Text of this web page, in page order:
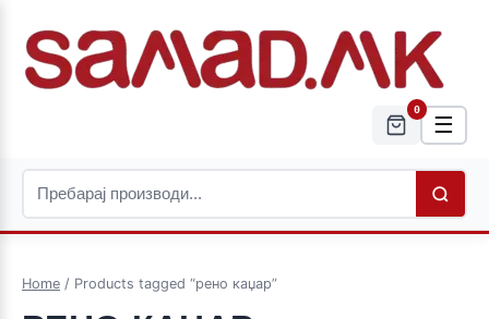
0
☰
Home / Products tagged “рено каџар”